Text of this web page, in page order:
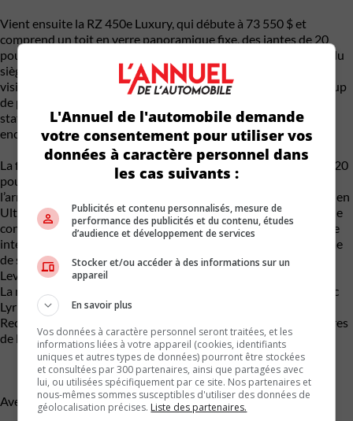
Vient ensuite la RZ 450e Luxury, qui débute à 73 550 $ et
comprend un toit en verre panoramique fixe, des jantes de 20
pouces avec finition noire et usinée, une mémoire de position du
siège du conducteur, des sièges avant ventilés, un moniteur de
vision environnante, un hayon électrique avec détecteur de coup
de pied, un chauffage des genoux avant, une aide au
stationnement intuitive avec freinage automatique et plus
encore.
La finition Executive débute à 80 950 $ et ajoute des jantes de 20
pouces à haute brillance, des vitres acoustiques à l’avant et à
l’arrière, des sièges arrière chauffants, un revêtement de sièges en
Ultrasuède, un affichage tête haute, un groupe d’instruments de
conduite améliorée, une clé numérique Lexus, des feux de route
intelligents, un système de stationnement avancé et un système
de sonorisation ambiophonique à 13 haut-parleurs Mark
Levinson de 1 800 watts.
La nouvelle Lexus RZ 2023 sera en concurrence avec la Cadillac
Lyriq entièrement électrique, la Tesla Model Y, la Volvo XC40
Recharge et la Mercedes-Benz EQB dans le segment des voitures
de luxe.
Avec des renseignements de Motor illustrated
L'Annuel de l'automobile demande
votre consentement pour utiliser vos
données à caractère personnel dans
les cas suivants :
Publicités et contenu personnalisés, mesure de
performance des publicités et du contenu, études
d’audience et développement de services
Stocker et/ou accéder à des informations sur un
appareil
En savoir plus
Vos données à caractère personnel seront traitées, et les
informations liées à votre appareil (cookies, identifiants
uniques et autres types de données) pourront être stockées
et consultées par 300 partenaires, ainsi que partagées avec
lui, ou utilisées spécifiquement par ce site. Nos partenaires et
nous-mêmes sommes susceptibles d'utiliser des données de
géolocalisation précises. Liste des partenaires.